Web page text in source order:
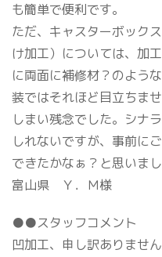
も簡単で便利です。
ただ、キャスターボック
け加工）については、加
に両面に補修材？のよう
装ではそれほど目立ちま
しまい残念でした。シナ
しれないですが、事前に
できたかなぁ？と思いまし
富山県 Ｙ．Ｍ様
●●スタッフコメント
凹加工、申し訳ありませ